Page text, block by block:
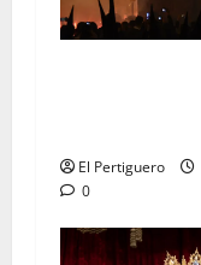
El Pertiguero
0